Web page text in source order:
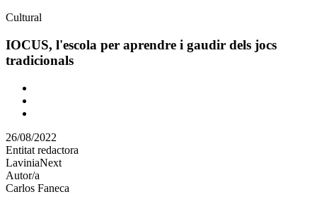
Àmbit
la
notícia
Cultural
IOCUS, l'escola per aprendre i gaudir dels jocs
tradicionals
Comparteix
altres
xarxes
socials
26/08/2022
Entitat redactora
LaviniaNext
Autor/a
Carlos Faneca